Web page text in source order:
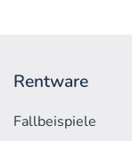
Rentware
Fallbeispiele